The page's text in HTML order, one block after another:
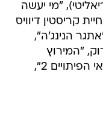
"מי יעשה
קריסטין דיוויס
הנינג'ה",
"המירוץ
לדראג של רופול: אולסטארז 5", "אי הפיתויים 2",